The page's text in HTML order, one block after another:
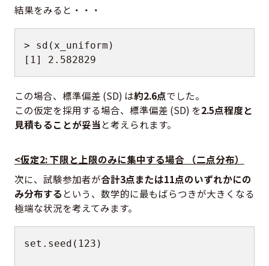
結果をみると・・・
> sd ( x_uniform )
[ 1 ] 2.582829
この場合、標準偏差 (SD) は約2.6点でした。
この仮定を採用する場合、標準偏差 (SD) を2.5点程度と
見積もることが妥当 と考えられます。
<仮定2: 下限と上限のみに集中する場合 （二点分布）
次に、試験参加者が合計3点または11点のいずれかにの
み分布する という、数学的に最もばらつきが大きくなる
極端な状況を考えてみます。
set.seed ( 123 )